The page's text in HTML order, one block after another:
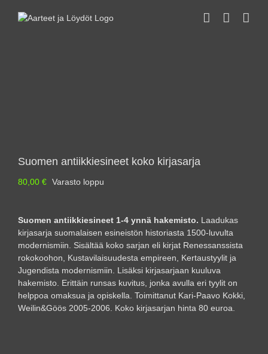
Suomen antiikkiesineet koko kirjasarja
80,00 € Varasto loppu
Suomen antiikkiesineet 1-4 ynnä hakemisto. Laadukas
kirjasarja suomalaisen esineistön historiasta 1500-luvulta
modernismiin. Sisältää koko sarjan eli kirjat Renessanssista
rokokoohon, Kustavilaisuudesta empireen, Kertaustyylit ja
Jugendista modernismiin. Lisäksi kirjasarjaan kuuluva
hakemisto. Erittäin runsas kuvitus, jonka avulla eri tyylit on
helppoa omaksua ja opiskella. Toimittanut Kari-Paavo Kokki,
Weilin&Göös 2005-2006. Koko kirjasarjan hinta 80 euroa.